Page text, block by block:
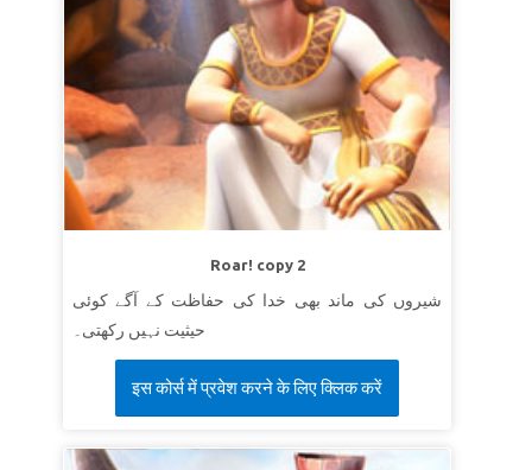
Roar! copy 2
شیروں کی ماند بھی خدا کی حفاظت کے آگے کوئی
حیثیت نہیں رکھتی۔
इस कोर्स में प्रवेश करने के लिए क्लिक करें